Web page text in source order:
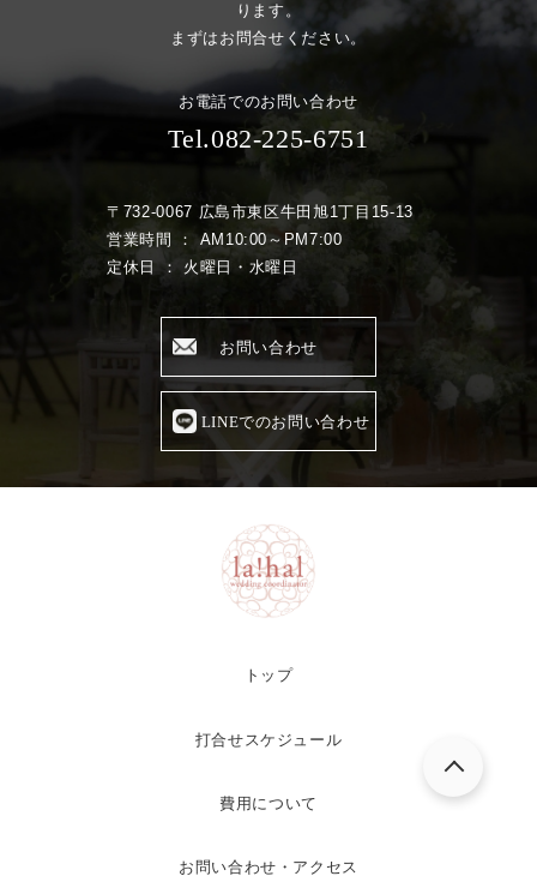
ります。
まずはお問合せください。
お電話でのお問い合わせ
Tel.082-225-6751
〒732-0067 広島市東区牛田旭1丁目15-13
営業時間 ： AM10:00～PM7:00
定休日 ： 火曜日・水曜日
お問い合わせ
LINEでのお問い合わせ
トップ
打合せスケジュール
費用について
お問い合わせ・アクセス